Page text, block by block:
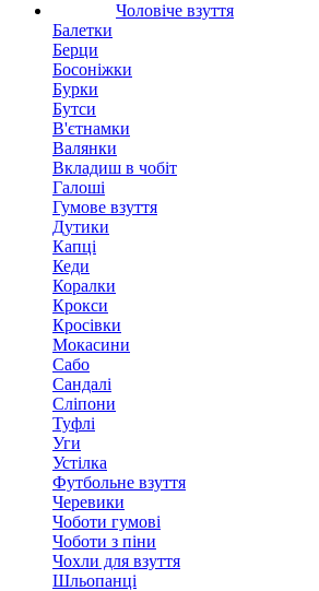
Чоловіче взуття
Балетки
Берци
Босоніжки
Бурки
Бутси
В'єтнамки
Валянки
Вкладиш в чобіт
Галоші
Гумове взуття
Дутики
Капці
Кеди
Коралки
Крокси
Кросівки
Мокасини
Сабо
Сандалі
Сліпони
Туфлі
Уги
Устілка
Футбольне взуття
Черевики
Чоботи гумові
Чоботи з піни
Чохли для взуття
Шльопанці